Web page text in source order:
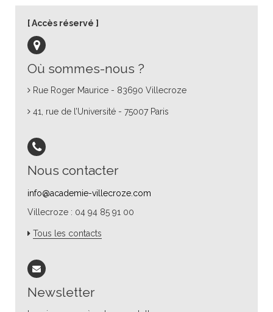
Où sommes-nous ?
Rue Roger Maurice - 83690 Villecroze
41, rue de l’Université - 75007 Paris
Nous contacter
info@academie-villecroze.com
Villecroze : 04 94 85 91 00
Tous les contacts
Newsletter
Accès réservé